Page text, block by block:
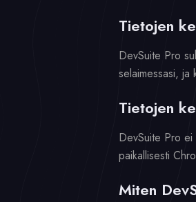
Tietojen
DevSuite Pro
selaimessasi, ja
Tietojen
DevSuite Pro ei
paikallisesti
Miten